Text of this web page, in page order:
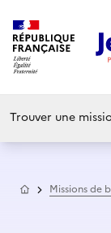
Trouver une
AccueilMissions de